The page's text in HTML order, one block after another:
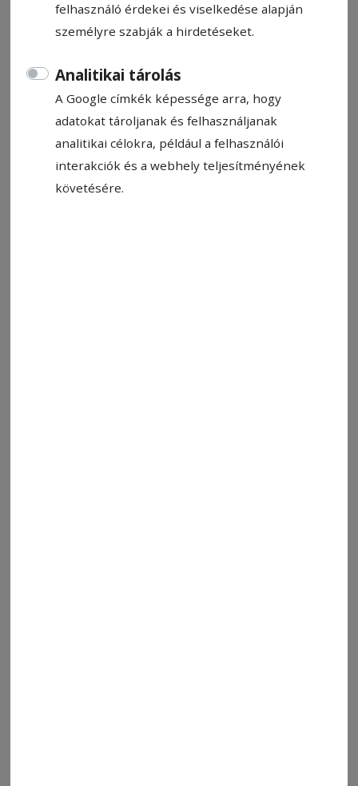
felhasználó érdekei és viselkedése alapján
személyre szabják a hirdetéseket.
Analitikai tárolás
A Google címkék képessége arra, hogy
adatokat tároljanak és felhasználjanak
analitikai célokra, például a felhasználói
interakciók és a webhely teljesítményének
követésére.